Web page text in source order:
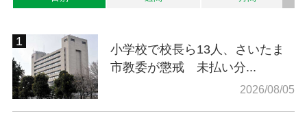
小学校で校長ら13人、さいたま
市教委が懲戒 未払い分...
2026/08/05